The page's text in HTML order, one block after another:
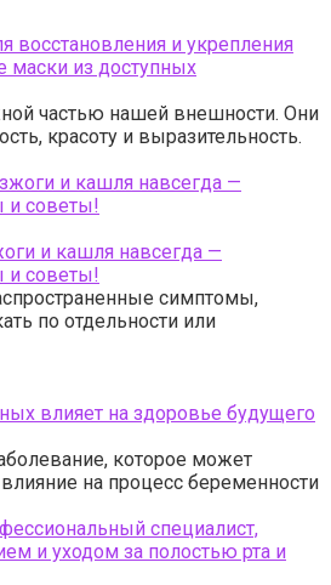
восстановления и укрепления
из доступных
частью нашей внешности. Они
красоту и выразительность.
и кашля навсегда —
и советы!
симптомы,
по отдельности или
влияет на здоровье будущего
которое может
на процесс беременности